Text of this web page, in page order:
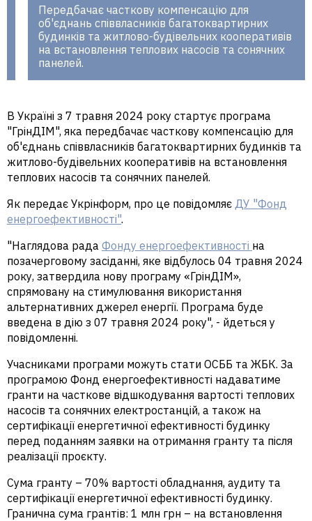
Передбачає часткову компенсацію для
об'єднань співвласників багатоквартирних
будинків та житлово-будівельних кооперативів
на встановлення теплових насосів та сонячних
панелей.
В Україні з 7 травня 2024 року стартує програма
"ГрінДІМ", яка передбачає часткову компенсацію для
об'єднань співвласників багатоквартирних будинків та
житлово-будівельних кооперативів на встановлення
теплових насосів та сонячних панелей.
Як передає Укрінформ, про це повідомляє ДУ "Фонд
енергоефективності".
"Наглядова рада Фонду енергоефективності на
позачерговому засіданні, яке відбулось 04 травня 2024
року, затвердила нову програму «ГрінДІМ»,
спрямовану на стимулювання використання
альтернативних джерел енергії. Програма буде
введена в дію з 07 травня 2024 року", - йдеться у
повідомленні.
Учасниками програми можуть стати ОСББ та ЖБК. За
програмою Фонд енергоефективності надаватиме
гранти на часткове відшкодування вартості теплових
насосів та сонячних електростанцій, а також на
сертифікації енергетичної ефективності будинку
перед поданням заявки на отримання гранту та після
реалізації проєкту.
Сума гранту – 70% вартості обладнання, аудиту та
сертифікації енергетичної ефективності будинку.
Гранична сума грантів: 1 млн грн – на встановлення